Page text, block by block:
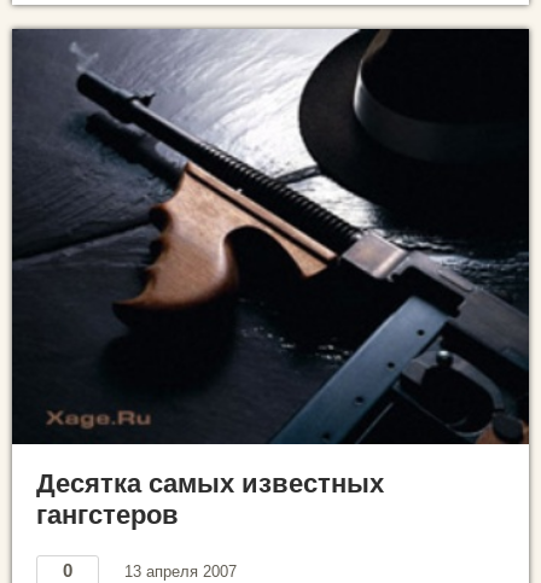
Десятка самых известных
гангстеров
0 13 апреля 2007